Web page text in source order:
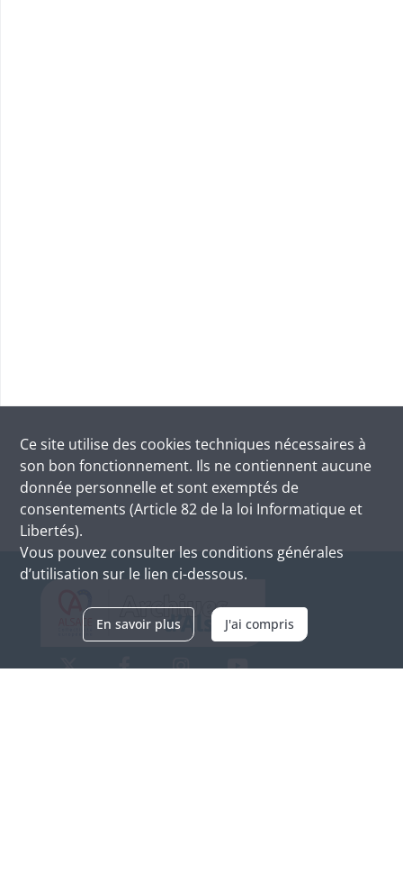
Ce site utilise des cookies techniques nécessaires à
son bon fonctionnement. Ils ne contiennent aucune
donnée personnelle et sont exemptés de
consentements (Article 82 de la loi Informatique et
Libertés).
Vous pouvez consulter les conditions générales
d’utilisation sur le lien ci-dessous.
En savoir plus J'ai compris